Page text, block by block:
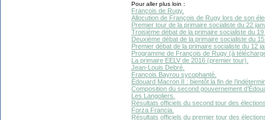
Pour aller plus loin :
François de Rugy.
Allocution de François de Rugy lors de son
Premier tour de la primaire socialiste du 22
Troisième débat de la primaire socialiste du
Deuxième débat de la primaire socialiste du
Premier débat de la primaire socialiste du 12
Programme de François de Rugy (à
La primaire EELV de 2016 (premier tour).
Jean-Louis Debré.
François Bayrou sycophanté.
Édouard Macron II : bientôt la fin de
Composition du second gouvernement
Les Langoliers.
Résultats officiels du second tour des
Forza Francia.
Résultats officiels du premier tour des